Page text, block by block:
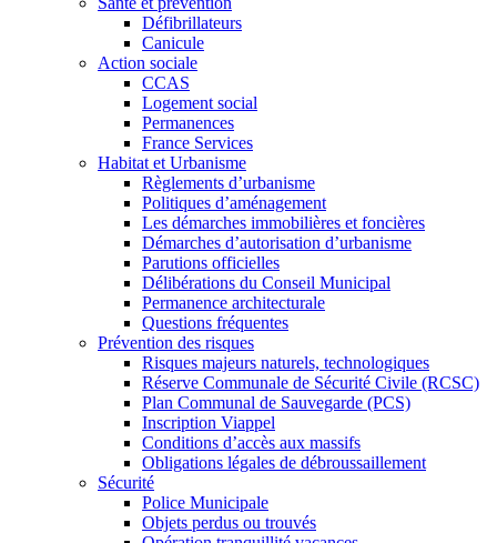
Défibrillateurs
Canicule
Action sociale
CCAS
Logement social
Permanences
France Services
Habitat et Urbanisme
Règlements d’urbanisme
Politiques d’aménagement
Les démarches immobilières et foncières
Démarches d’autorisation d’urbanisme
Parutions officielles
Délibérations du Conseil Municipal
Permanence architecturale
Questions fréquentes
Prévention des risques
Risques majeurs naturels, technologiques
Réserve Communale de Sécurité Civile (RCSC)
Plan Communal de Sauvegarde (PCS)
Inscription Viappel
Conditions d’accès aux massifs
Obligations légales de débroussaillement
Sécurité
Police Municipale
Objets perdus ou trouvés